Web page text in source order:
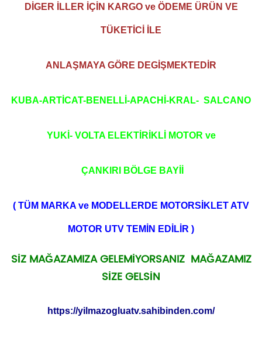
DİGER İLLER İÇİN KARGO ve ÖDEME ÜRÜN VE
TÜKETİCİ İLE
ANLAŞMAYA GÖRE DEGİŞMEKTEDİR
KUBA-ARTİCAT-BENELLİ-APACHİ-KRAL- SALCANO
YUKİ- VOLTA ELEKTİRİKLİ MOTOR ve
ÇANKIRI BÖLGE BAYİİ
( TÜM MARKA ve MODELLERDE MOTORSİKLET ATV
MOTOR UTV TEMİN EDİLİR )
SİZ MAĞAZAMIZA GELEMİYORSANIZ MAĞAZAMIZ
SİZE GELSİN
https://yilmazogluatv.sahibinden.com/